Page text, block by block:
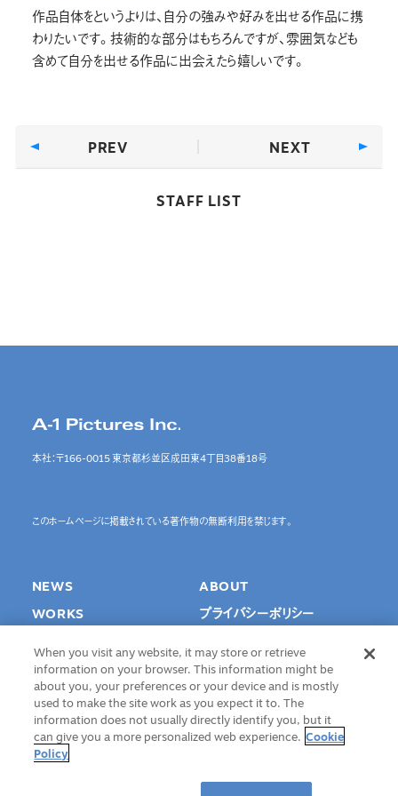
作品自体をというよりは、自分の強みや好みを出せる作品に携
わりたいです。技術的な部分はもちろんですが、雰囲気なども
含めて自分を出せる作品に出会えたら嬉しいです。
PREV
STAFF LIST
NEXT
本社：〒166-0015 東京都杉並区成田東4丁目38番18号
このホームページに掲載されている著作物の無断利用を禁じます。
NEWS
WORKS
INTERVIEW
RECRUIT
CONTACT
ABOUT
プライバシーポリシー
When you visit any website, it may store or retrieve
information on your browser. This information might be
about you, your preferences or your device and is mostly
used to make the site work as you expect it to. The
information does not usually directly identify you, but it
can give you a more personalized web experience. Cookie
Policy